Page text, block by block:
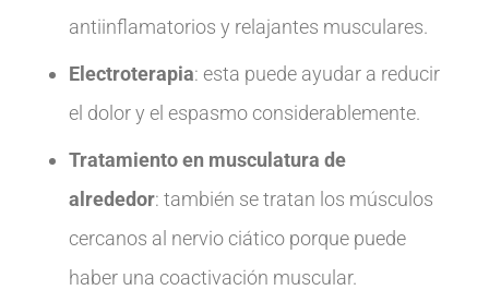
antiinflamatorios y relajantes musculares.
Electroterapia: esta puede ayudar a reducir
el dolor y el espasmo considerablemente.
Tratamiento en musculatura de
alrededor: también se tratan los músculos
cercanos al nervio ciático porque puede
haber una coactivación muscular.